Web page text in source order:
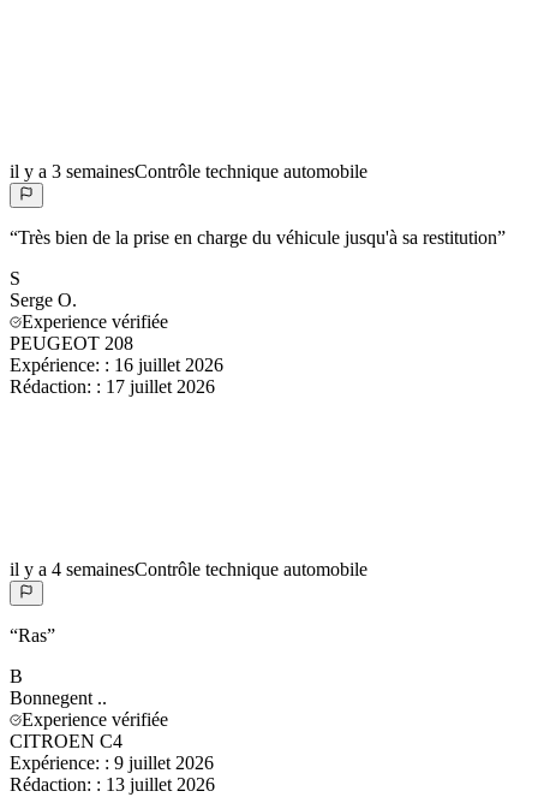
il y a 3 semainesContrôle technique automobile
“Très bien de la prise en charge du véhicule jusqu'à sa restitution”
S
Serge O.
Experience vérifiée
PEUGEOT 208
Expérience: : 16 juillet 2026
Rédaction: : 17 juillet 2026
il y a 4 semainesContrôle technique automobile
“Ras”
B
Bonnegent ..
Experience vérifiée
CITROEN C4
Expérience: : 9 juillet 2026
Rédaction: : 13 juillet 2026